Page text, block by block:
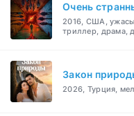
Очень
2016, США,
триллер, драма,
Закон
2026, Турция,